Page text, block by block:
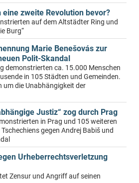
eine zweite Revolution bevor?
auf dem Altstädter Ring und
Burg“
Marie Benešovás zur
Polit-Skandal
demonstrierten ca. 15.000 Menschen
in 105 Städten und Gemeinden.
die Unabhängigkeit der
Justiz“ zog durch Prag
in Prag und 105 weiteren
gegen Andrej Babiš und
Urheberrechtsverletzung
Zensur und Angriff auf seinen